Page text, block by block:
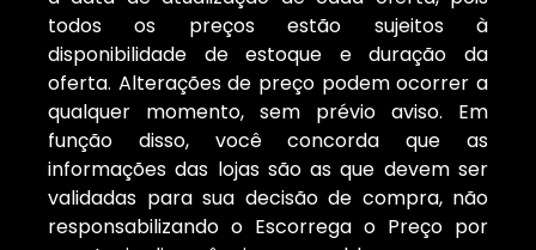
todos os preços estão sujeitos à
disponibilidade de estoque e duração da
oferta. Alterações de preço podem ocorrer a
qualquer momento, sem prévio aviso. Em
função disso, você concorda que as
informações das lojas são as que devem ser
validadas para sua decisão de compra, não
responsabilizando o Escorrega o Preço por